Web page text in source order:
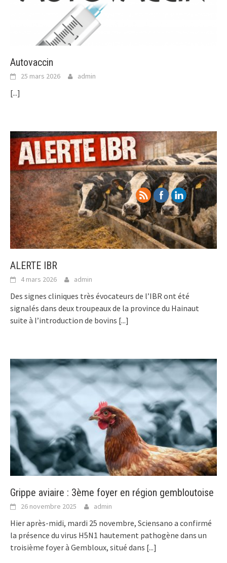
Autovaccin
25 mars 2026 admin
[...]
ALERTE IBR
4 mars 2026 admin
Des signes cliniques très évocateurs de l’IBR ont été
signalés dans deux troupeaux de la province du Hainaut
suite à l’introduction de bovins [...]
Grippe aviaire : 3ème foyer en région gembloutoise
26 novembre 2025 admin
Hier après-midi, mardi 25 novembre, Sciensano a confirmé
la présence du virus H5N1 hautement pathogène dans un
troisième foyer à Gembloux, situé dans [...]